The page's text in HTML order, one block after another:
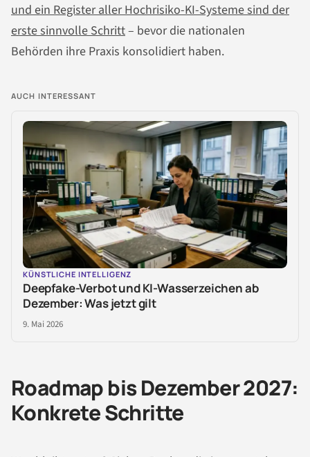
und ein Register aller Hochrisiko-KI-Systeme sind der
erste sinnvolle Schritt– bevor die nationalen
Behörden ihre Praxis konsolidiert haben.
AUCH INTERESSANT
KÜNSTLICHE INTELLIGENZ
Deepfake-Verbot und KI-Wasserzeichen ab
Dezember: Was jetzt gilt
9. Mai 2026
Roadmap bis Dezember 2027:
Konkrete Schritte